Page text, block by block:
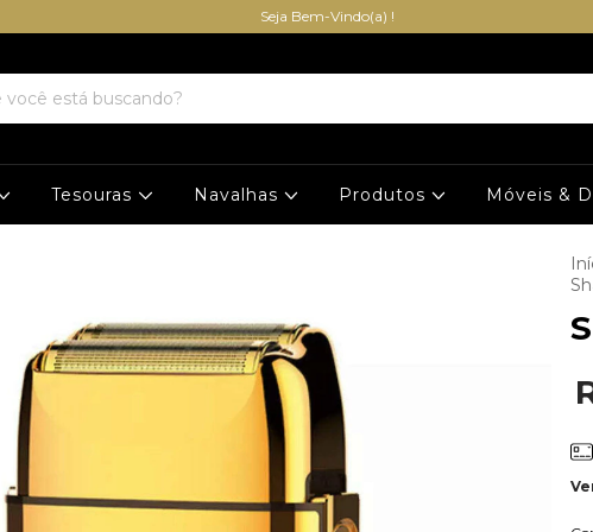
Seja Bem-Vindo(a) !
Tesouras Navalhas Produtos Móveis &